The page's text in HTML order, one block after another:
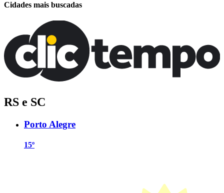
Cidades mais buscadas
RS e SC
Porto Alegre
15º